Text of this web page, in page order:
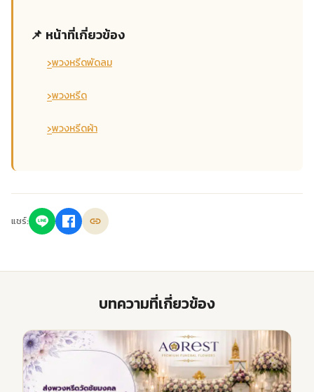
📌 หน้าที่เกี่ยวข้อง
›พวงหรีดพัดลม
›พวงหรีด
›พวงหรีดผ้า
แชร์:
บทความที่เกี่ยวข้อง